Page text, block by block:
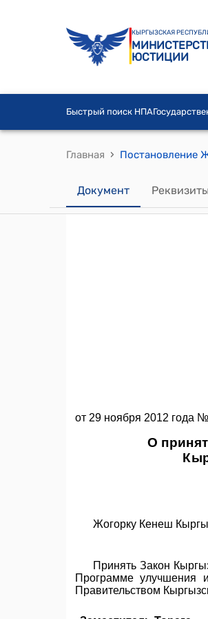
КЫРГЫЗСКАЯ
ЮСТИЦИИ
Быстрый поиск НПА
Главная ›
Документ Реквизиты